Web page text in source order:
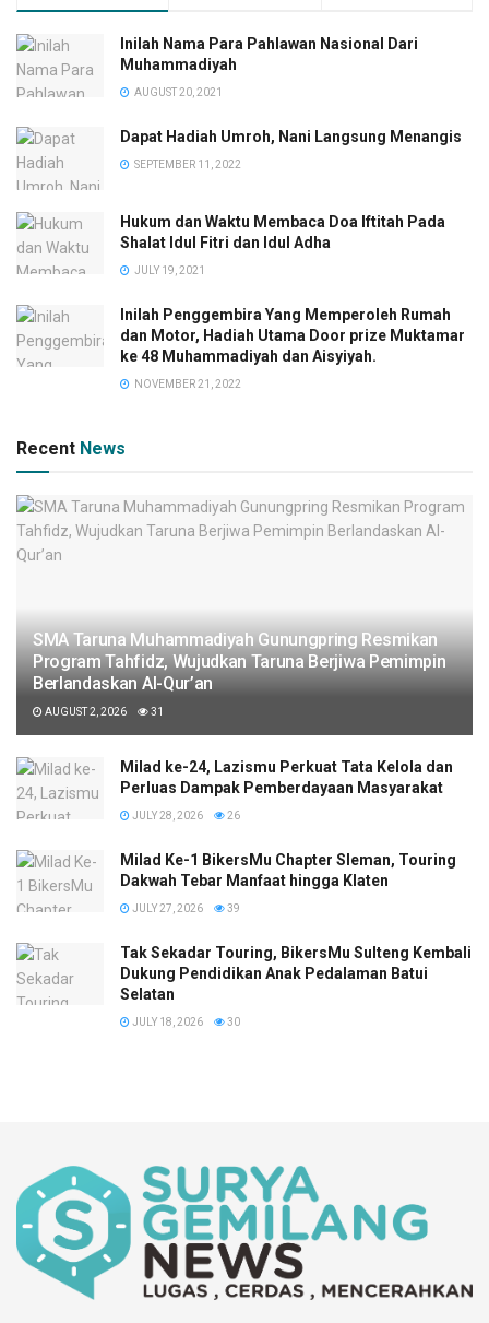
Inilah Nama Para Pahlawan Nasional Dari
Muhammadiyah
AUGUST 20, 2021
Dapat Hadiah Umroh, Nani Langsung Menangis
SEPTEMBER 11, 2022
Hukum dan Waktu Membaca Doa Iftitah Pada
Shalat Idul Fitri dan Idul Adha
JULY 19, 2021
Inilah Penggembira Yang Memperoleh Rumah
dan Motor, Hadiah Utama Door prize Muktamar
ke 48 Muhammadiyah dan Aisyiyah.
NOVEMBER 21, 2022
Recent News
SMA Taruna Muhammadiyah Gunungpring Resmikan
Program Tahfidz, Wujudkan Taruna Berjiwa Pemimpin
Berlandaskan Al-Qur’an
AUGUST 2, 2026 31
Milad ke-24, Lazismu Perkuat Tata Kelola dan
Perluas Dampak Pemberdayaan Masyarakat
JULY 28, 2026 26
Milad Ke-1 BikersMu Chapter Sleman, Touring
Dakwah Tebar Manfaat hingga Klaten
JULY 27, 2026 39
Tak Sekadar Touring, BikersMu Sulteng Kembali
Dukung Pendidikan Anak Pedalaman Batui
Selatan
JULY 18, 2026 30